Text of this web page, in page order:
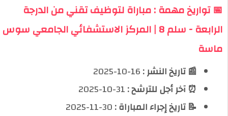
📅 تواريخ مهمة : مباراة لتوظيف تقني من الدرجة
الرابعة - سلم 8 | المركز الاستشفائي الجامعي سوس
ماسة
📰 تاريخ النشر :16-10-2025
⏰ آخر أجل للترشح :31-10-2025
📝 تاريخ إجراء المباراة :30-11-2025